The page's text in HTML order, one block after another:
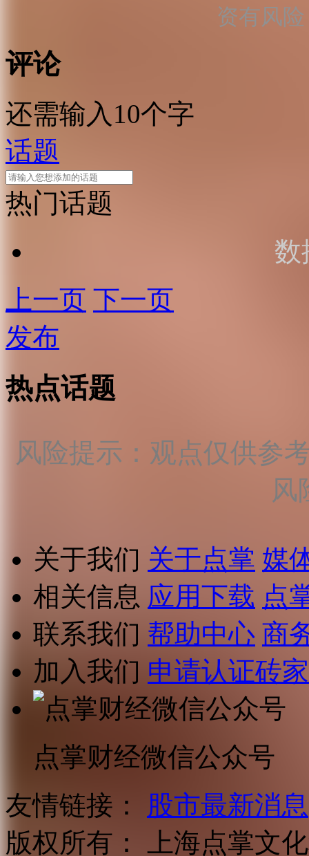
资有风
评论
还需输入10个字
话题
热门话题
数
上一页 下一页
发布
热点话题
风险提示：观点仅供参
风
关于我们 关于点掌 媒
相关信息 应用下载 点
联系我们 帮助中心 商
加入我们 申请认证砖家
点掌财经微信公众号
友情链接：
股市最新消息
版权所有：
上海点掌文